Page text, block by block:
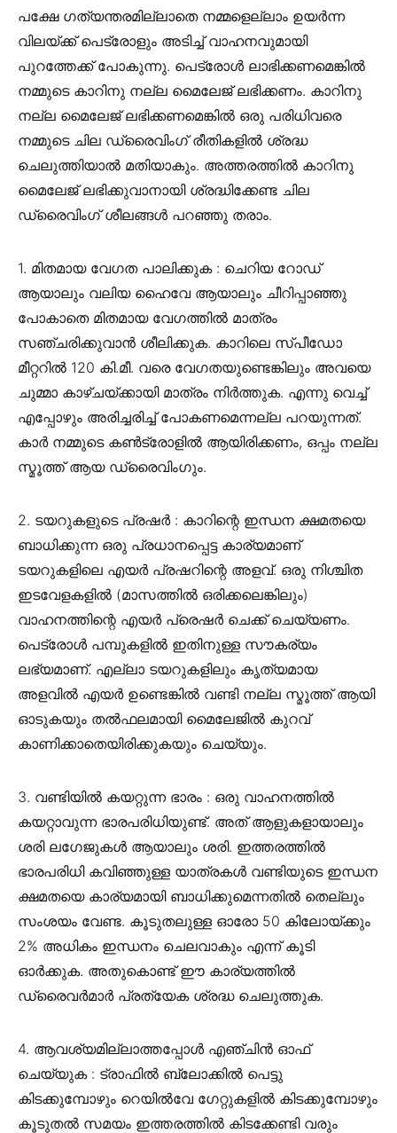
പക്ഷേ ഗത്യന്തരമില്ലാതെ നമ്മളെല്ലാം ഉയർന്ന
വിലയ്ക്ക് പെട്രോളും അടിച്ച് വാഹനവുമായി
പുറത്തേക്ക് പോകുന്നു. പെട്രോൾ ലാഭിക്കണമെങ്കിൽ
നമ്മുടെ കാറിനു നല്ല മൈലേജ് ലഭിക്കണം. കാറിനു
നല്ല മൈലേജ് ലഭിക്കണമെങ്കിൽ ഒരു പരിധിവരെ
നമ്മുടെ ചില ഡ്രൈവിംഗ് രീതികളിൽ ശ്രദ്ധ
ചെലുത്തിയാൽ മതിയാകും. അത്തരത്തിൽ കാറിനു
മൈലേജ് ലഭിക്കുവാനായി ശ്രദ്ധിക്കേണ്ട ചില
ഡ്രൈവിംഗ് ശീലങ്ങൾ പറഞ്ഞു തരാം.
1. മിതമായ വേഗത പാലിക്കുക : ചെറിയ റോഡ്
ആയാലും വലിയ ഹൈവേ ആയാലും ചീറിപ്പാഞ്ഞു
പോകാതെ മിതമായ വേഗത്തിൽ മാത്രം
സഞ്ചരിക്കുവാൻ ശീലിക്കുക. കാറിലെ സ്പീഡോ
മീറ്ററിൽ 120 കി.മീ. വരെ വേഗതയുണ്ടെങ്കിലും അവയെ
ചുമ്മാ കാഴ്ചയ്ക്കായി മാത്രം നിർത്തുക. എന്നു വെച്ച്
എപ്പോഴും അരിച്ചരിച്ച് പോകണമെന്നല്ല പറയുന്നത്.
കാർ നമ്മുടെ കൺട്രോളിൽ ആയിരിക്കണം, ഒപ്പം നല്ല
സ്മൂത്ത് ആയ ഡ്രൈവിംഗും.
2. ടയറുകളുടെ പ്രഷർ : കാറിന്റെ ഇന്ധന ക്ഷമതയെ
ബാധിക്കുന്ന ഒരു പ്രധാനപ്പെട്ട കാര്യമാണ്
ടയറുകളിലെ എയർ പ്രഷറിന്റെ അളവ്. ഒരു നിശ്ചിത
ഇടവേളകളിൽ (മാസത്തിൽ ഒരിക്കലെങ്കിലും)
വാഹനത്തിന്റെ എയർ പ്രെഷർ ചെക്ക് ചെയ്യണം.
പെട്രോൾ പമ്പുകളിൽ ഇതിനുള്ള സൗകര്യം
ലഭ്യമാണ്. എല്ലാ ടയറുകളിലും കൃത്യമായ
അളവിൽ എയർ ഉണ്ടെങ്കിൽ വണ്ടി നല്ല സ്മൂത്ത് ആയി
ഓടുകയും തൽഫലമായി മൈലേജിൽ കുറവ്
കാണിക്കാതെയിരിക്കുകയും ചെയ്യും.
3. വണ്ടിയിൽ കയറ്റുന്ന ഭാരം : ഒരു വാഹനത്തിൽ
കയറ്റാവുന്ന ഭാരപരിധിയുണ്ട്. അത് ആളുകളായാലും
ശരി ലഗേജുകൾ ആയാലും ശരി. ഇത്തരത്തിൽ
ഭാരപരിധി കവിഞ്ഞുള്ള യാത്രകൾ വണ്ടിയുടെ ഇന്ധന
ക്ഷമതയെ കാര്യമായി ബാധിക്കുമെന്നതിൽ തെല്ലും
സംശയം വേണ്ട. കൂടുതലുള്ള ഓരോ 50 കിലോയ്ക്കും
2% അധികം ഇന്ധനം ചെലവാകും എന്ന് കൂടി
ഓർക്കുക. അതുകൊണ്ട് ഈ കാര്യത്തിൽ
ഡ്രൈവർമാർ പ്രത്യേക ശ്രദ്ധ ചെലുത്തുക.
4. ആവശ്യമില്ലാത്തപ്പോൾ എഞ്ചിൻ ഓഫ്
ചെയ്യുക : ട്രാഫിൽ ബ്ലോക്കിൽ പെട്ടു
കിടക്കുമ്പോഴും റെയിൽവേ ഗേറ്റുകളിൽ കിടക്കുമ്പോഴും
കൂടുതൽ സമയം ഇത്തരത്തിൽ കിടക്കേണ്ടി വരും